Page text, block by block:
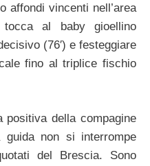
affondi vincenti nell’area
tocca al baby gioellino
(76′) e festeggiare
fino al triplice fischio
positiva della compagine
guida non si interrompe
del Brescia. Sono